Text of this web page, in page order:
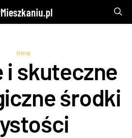
Inne
i skuteczne
środki